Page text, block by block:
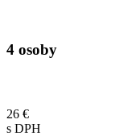
4 osoby
26 €
s DPH